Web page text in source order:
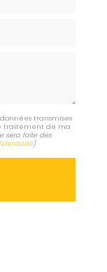
transmises
traitement de ma
sera faite des
)